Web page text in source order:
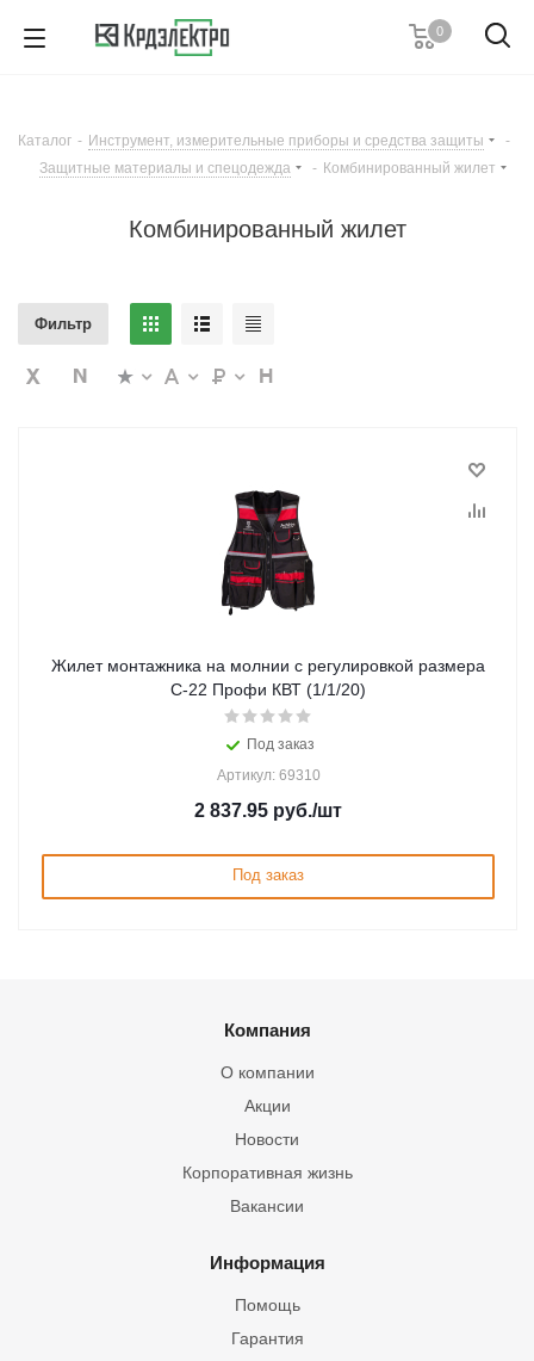
0
Заказать звонок
Каталог - Инструмент, измерительные приборы и средства защиты
-
Защитные материалы и спецодежда
- Комбинированный жилет
Комбинированный жилет
Фильтр
Жилет монтажника на молнии с регулировкой размера
С-22 Профи КВТ (1/1/20)
Под заказ
Артикул: 69310
2 837.95 руб./шт
Под заказ
Компания
О компании
Акции
Новости
Корпоративная жизнь
Вакансии
Информация
Помощь
Гарантия